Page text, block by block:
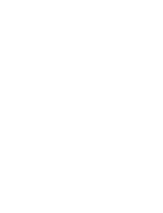
hợp với mọi du khách ở